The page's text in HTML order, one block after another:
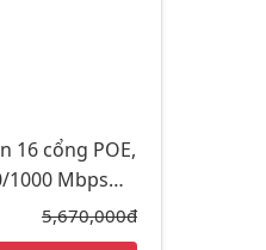
16 cổng POE,
1000 Mbps
Giá gốc:
5,670,000đ